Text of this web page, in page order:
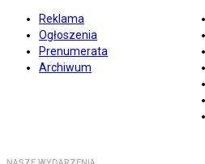
Reklama
Ogłoszenia
Prenumerata
Archiwum